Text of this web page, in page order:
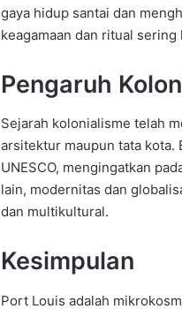
gaya hidup santai dan
keagamaan dan ritual
Pengaruh
Sejarah kolonialisme telah
arsitektur maupun tata kota.
UNESCO, mengingatkan
lain, modernitas dan
dan multikultural.
Kesimpulan
Port Louis adalah